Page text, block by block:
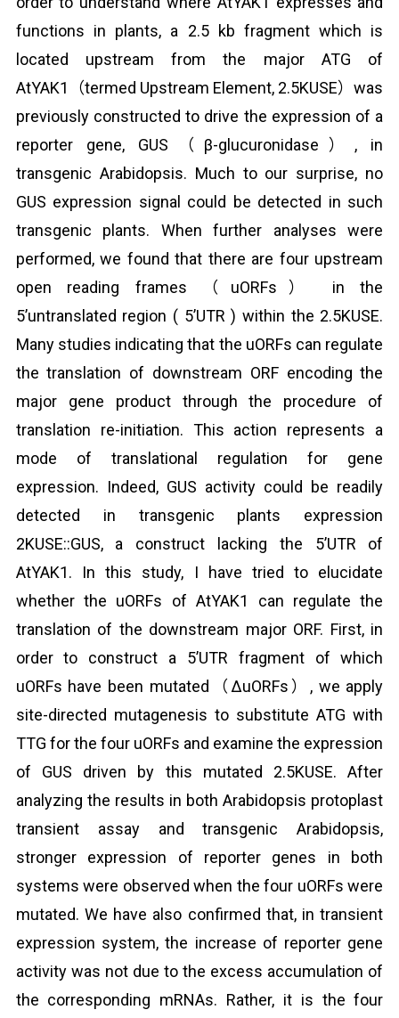
functions in plants, a 2.5 kb fragment which is
located upstream from the major ATG of
AtYAK1（termed Upstream Element, 2.5KUSE）was
previously constructed to drive the expression of a
reporter gene, GUS（β-glucuronidase）, in
transgenic Arabidopsis. Much to our surprise, no
GUS expression signal could be detected in such
transgenic plants. When further analyses were
performed, we found that there are four upstream
open reading frames （uORFs） in the
5’untranslated region ( 5’UTR ) within the 2.5KUSE.
Many studies indicating that the uORFs can regulate
the translation of downstream ORF encoding the
major gene product through the procedure of
translation re-initiation. This action represents a
mode of translational regulation for gene
expression. Indeed, GUS activity could be readily
detected in transgenic plants expression
2KUSE::GUS, a construct lacking the 5’UTR of
AtYAK1. In this study, I have tried to elucidate
whether the uORFs of AtYAK1 can regulate the
translation of the downstream major ORF. First, in
order to construct a 5’UTR fragment of which
uORFs have been mutated（ΔuORFs）, we apply
site-directed mutagenesis to substitute ATG with
TTG for the four uORFs and examine the expression
of GUS driven by this mutated 2.5KUSE. After
analyzing the results in both Arabidopsis protoplast
transient assay and transgenic Arabidopsis,
stronger expression of reporter genes in both
systems were observed when the four uORFs were
mutated. We have also confirmed that, in transient
expression system, the increase of reporter gene
activity was not due to the excess accumulation of
the corresponding mRNAs. Rather, it is the four